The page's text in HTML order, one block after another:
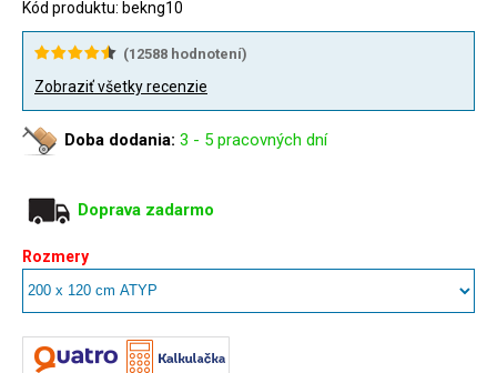
Kód produktu: bekng10
(12588 hodnotení)
Zobraziť všetky recenzie
Doba dodania: 3 - 5 pracovných dní
Doprava zadarmo
Rozmery